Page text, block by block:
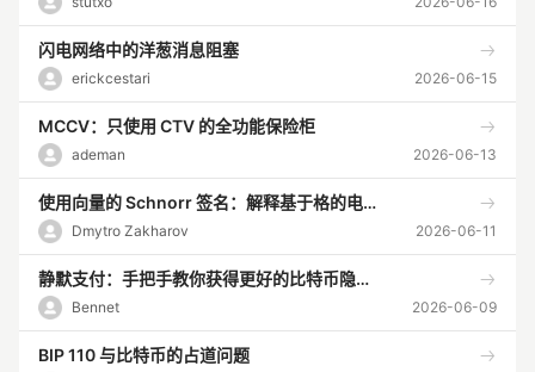
闪电网络中的洋葱消息阻塞
erickcestari 2026-06-15
MCCV：只使用 CTV 的全功能保险柜
ademan 2026-06-13
使用向量的 Schnorr 签名：解释基于格的电子签名
Dmytro Zakharov 2026-06-11
静默支付：手把手教你获得更好的比特币隐私性
Bennet 2026-06-09
BIP 110 与比特币的占道问题